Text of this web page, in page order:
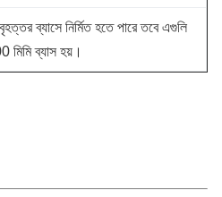
ব্যাসে নির্মিত হতে পারে তবে এগুলি
মিমি ব্যাস হয়।